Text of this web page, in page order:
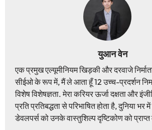
युआन वेन
एक प्रमुख एल्यूमीनियम खिड़की और दरवाजे
सीईओ के रूप में, मैं ले आता हूँ 12 उच्च-प्रदर्शन
विशेष विशेषज्ञता. मेरा करियर ऊर्जा दक्षता और
प्रति प्रतिबद्धता से परिभाषित होता है, दुनिया भर
डेवलपर्स को उनके वास्तुशिल्प दृष्टिकोण को